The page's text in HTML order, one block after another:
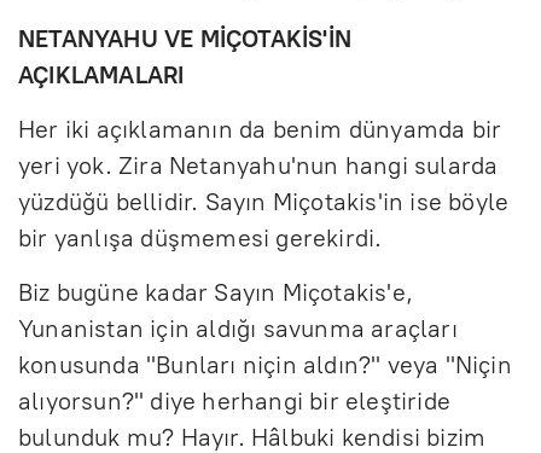
NETANYAHU VE MİÇOTAKİS'İN
AÇIKLAMALARI
Her iki açıklamanın da benim dünyamda bir
yeri yok. Zira Netanyahu'nun hangi sularda
yüzdüğü bellidir. Sayın Miçotakis'in ise böyle
bir yanlışa düşmemesi gerekirdi.
Biz bugüne kadar Sayın Miçotakis'e,
Yunanistan için aldığı savunma araçları
konusunda "Bunları niçin aldın?" veya "Niçin
alıyorsun?" diye herhangi bir eleştiride
bulunduk mu? Hayır. Hâlbuki kendisi bizim